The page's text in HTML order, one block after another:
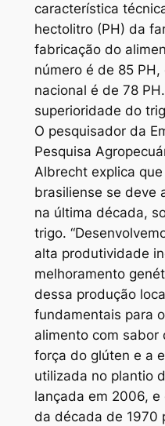
característica
hectolitro (PH) da
fabricação do
número é de 85
nacional é de 78
superioridade do
O pesquisador da
Pesquisa
Albrecht explica
brasiliense se deve
na última década,
trigo.
alta produtividade
melhoramento
dessa produção
fundamentais para
alimento com sabor
força do glúten e a
utilizada no plantio
lançada em 2006,
da década de 1970